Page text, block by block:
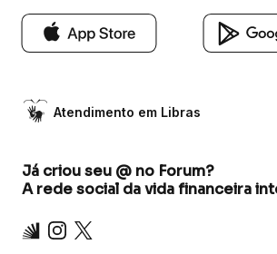
Atendimento em Libras
Já criou seu @ no Forum?
A rede social da vida financeira
Inter Instagram
X